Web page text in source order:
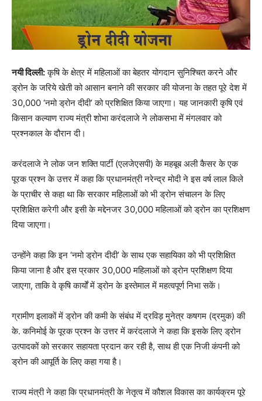
नयी दिल्ली:कृषि के क्षेत्र में महिलाओं का बेहतर योगदान सुनिश्चित करने और
ड्रोन के जरिये खेती को आसान बनाने की सरकार की योजना के तहत पूरे देश में
30,000 ‘नमो ड्रोन दीदी’ को प्रशिक्षित किया जाएगा। यह जानकारी कृषि एवं
किसान कल्याण राज्य मंत्री शोभा करंदलाजे ने लोकसभा में मंगलवार को
प्रश्नकाल के दौरान दी।
करंदलाजे ने लोक जन शक्ति पार्टी (एलजेएसपी) के महबूब अली कैसर के एक
पूरक प्रश्न के उत्तर में कहा कि प्रधानमंत्री नरेन्द्र मोदी ने इस वर्ष लाल किले
के प्राचीर से कहा था कि सरकार महिलाओं को भी ड्रोन संचालन के लिए
प्रशिक्षित करेगी और इसी के मद्देनजर 30,000 महिलाओं को ड्रोन का प्रशिक्षण
दिया जाएगा।
उन्होंने कहा कि इन ‘नमो ड्रोन दीदी’ के साथ एक सहायिका को भी प्रशिक्षित
किया जाना है और इस प्रकार 30,000 महिलाओं को ड्रोन प्रशिक्षण दिया
जाएगा, ताकि वे कृषि कार्यों में ड्रोन के इस्तेमाल में महत्वपूर्ण निभा सकें।
ग्रामीण इलाकों में ड्रोन की कमी के संबंध में द्रविड़ मुनेत्र कषगम (द्रमुक) की
के. कनिमोई के पूरक प्रश्न के उत्तर में करंदलाजे ने कहा कि इसके लिए ड्रोन
उत्पादकों को सरकार सहायता प्रदान कर रही है, साथ ही एक निजी कंपनी को
ड्रोन की आपूर्ति के लिए कहा गया है।
राज्य मंत्री ने कहा कि प्रधानमंत्री के नेतृत्व में कौशल विकास का कार्यक्रम पूरे